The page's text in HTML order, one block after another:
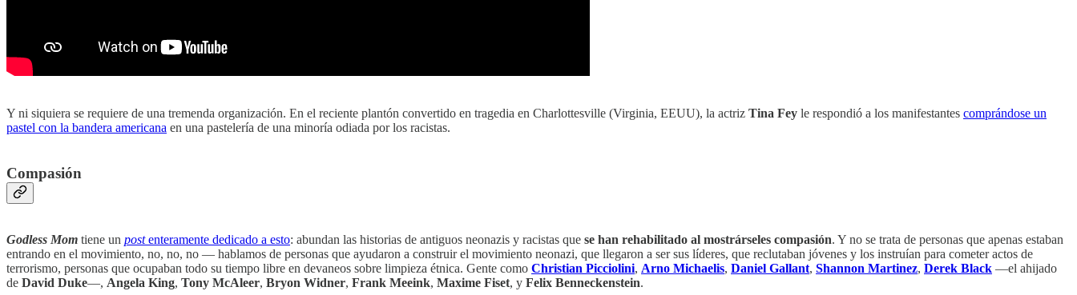
Y ni siquiera se requiere de una tremenda organización. En el reciente plantón convertido en tragedia en Charlottesville (Virginia, EEUU), la actriz Tina Fey le respondió a los manifestantes comprándose un
pastel con la bandera americana en una pastelería de una minoría odiada por los racistas.
Compasión
Godless Mom tiene un postenteramente dedicado a esto: abundan las historias de antiguos neonazis y racistas que se han rehabilitado al mostrárseles compasión. Y no se trata de personas que apenas estaban
entrando en el movimiento, no, no, no — hablamos de personas que ayudaron a construir el movimiento neonazi, que llegaron a ser sus líderes, que reclutaban jóvenes y los instruían para cometer actos de
terrorismo, personas que ocupaban todo su tiempo libre en devaneos sobre limpieza étnica. Gente como Christian Picciolini, Arno Michaelis, Daniel Gallant, Shannon Martinez, Derek Black —el ahijado
de David Duke—, Angela King, Tony McAleer, Bryon Widner, Frank Meeink, Maxime Fiset, y Felix Benneckenstein.